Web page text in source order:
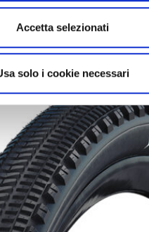
Accetta selezionati
solo i cookie necessari
il medesimo range di misure,
sono disponibili anche
rispetto ai 49,90 euro.